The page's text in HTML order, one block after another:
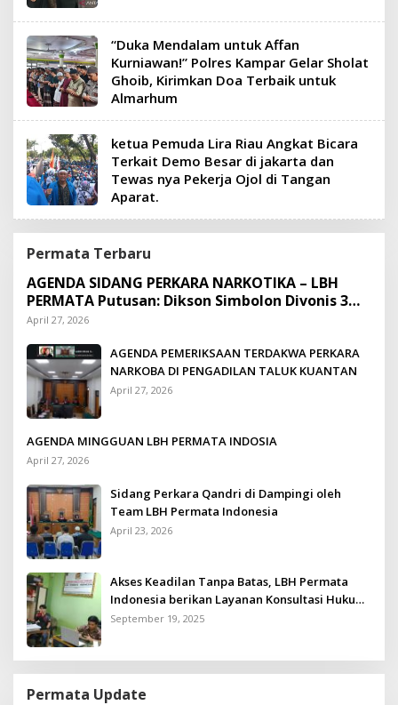
“Duka Mendalam untuk Affan
Kurniawan!” Polres Kampar Gelar Sholat
Ghoib, Kirimkan Doa Terbaik untuk
Almarhum
ketua Pemuda Lira Riau Angkat Bicara
Terkait Demo Besar di jakarta dan
Tewas nya Pekerja Ojol di Tangan
Aparat.
Permata Terbaru
AGENDA SIDANG PERKARA NARKOTIKA – LBH
PERMATA Putusan: Dikson Simbolon Divonis 3
Tahun Penjara
April 27, 2026
AGENDA PEMERIKSAAN TERDAKWA PERKARA
NARKOBA DI PENGADILAN TALUK KUANTAN
April 27, 2026
AGENDA MINGGUAN LBH PERMATA INDOSIA
April 27, 2026
Sidang Perkara Qandri di Dampingi oleh
Team LBH Permata Indonesia
April 23, 2026
Akses Keadilan Tanpa Batas, LBH Permata
Indonesia berikan Layanan Konsultasi Hukum
Gratis untuk Kurang Mampu
September 19, 2025
Permata Update